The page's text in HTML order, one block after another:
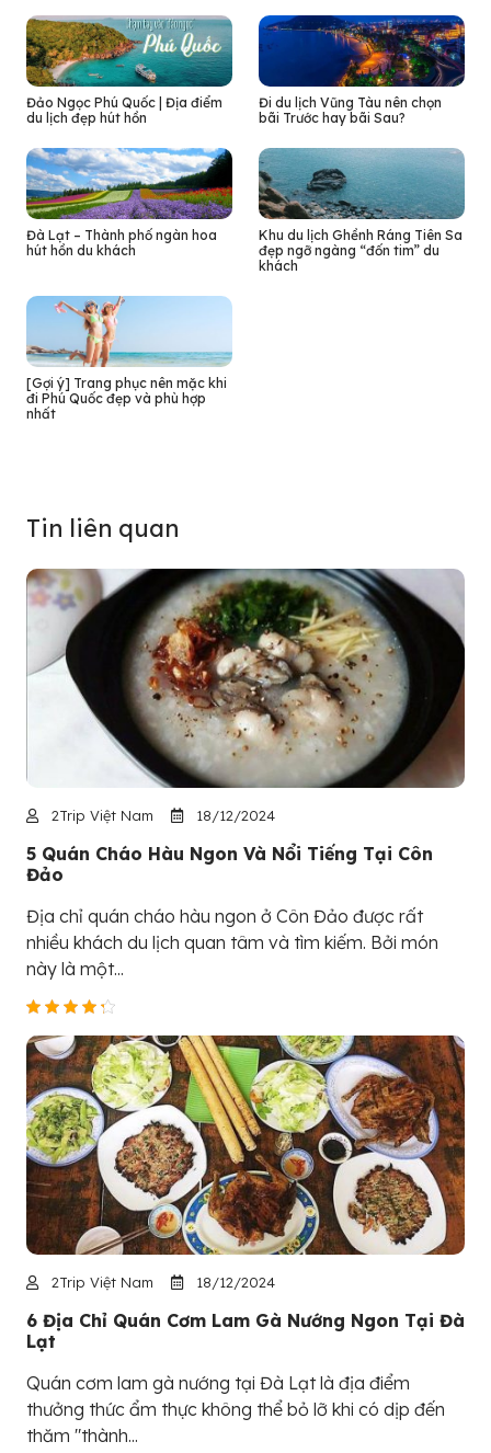
Đảo Ngọc Phú Quốc | Địa điểm
du lịch đẹp hút hồn
Đi du lịch Vũng Tàu nên chọn
bãi Trước hay bãi Sau?
Đà Lạt – Thành phố ngàn hoa
hút hồn du khách
Khu du lịch Ghềnh Ráng Tiên Sa
đẹp ngỡ ngàng “đốn tim” du
khách
[Gợi ý] Trang phục nên mặc khi
đi Phú Quốc đẹp và phù hợp
nhất
Tin liên quan
2Trip Việt Nam 18/12/2024
5 Quán Cháo Hàu Ngon Và Nổi Tiếng Tại Côn
Đảo
Địa chỉ quán cháo hàu ngon ở Côn Đảo được rất
nhiều khách du lịch quan tâm và tìm kiếm. Bởi món
này là một...
2Trip Việt Nam 18/12/2024
6 Địa Chỉ Quán Cơm Lam Gà Nướng Ngon Tại Đà
Lạt
Quán cơm lam gà nướng tại Đà Lạt là địa điểm
thưởng thức ẩm thực không thể bỏ lỡ khi có dịp đến
thăm "thành...